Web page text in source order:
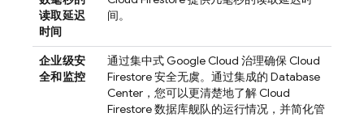
读取延迟
时间
间。
企业级安
全和监控
通过集中式Google Cloud 治理确保Cloud
Firestore安全无虞。通过集成的 Database
Center，您可以更清楚地了解Cloud
Firestore数据库舰队的运行情况，并简化管